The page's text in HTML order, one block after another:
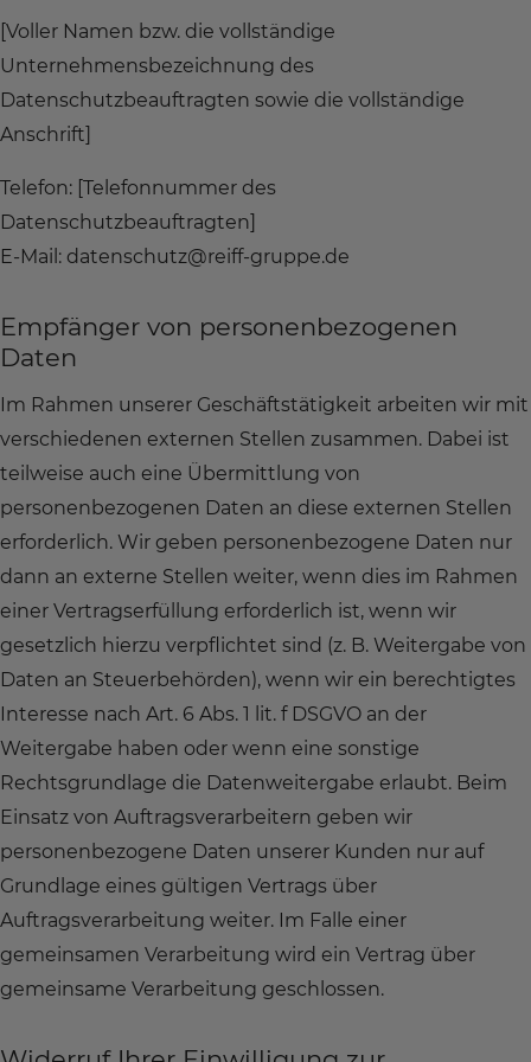
[Voller Namen bzw. die vollständige
Unternehmensbezeichnung des
Datenschutzbeauftragten sowie die vollständige
Anschrift]
Telefon: [Telefonnummer des
Datenschutzbeauftragten]
E-Mail: datenschutz@reiff-gruppe.de
Empfänger von personenbezogenen
Daten
Im Rahmen unserer Geschäftstätigkeit arbeiten wir mit
verschiedenen externen Stellen zusammen. Dabei ist
teilweise auch eine Übermittlung von
personenbezogenen Daten an diese externen Stellen
erforderlich. Wir geben personenbezogene Daten nur
dann an externe Stellen weiter, wenn dies im Rahmen
einer Vertragserfüllung erforderlich ist, wenn wir
gesetzlich hierzu verpflichtet sind (z. B. Weitergabe von
Daten an Steuerbehörden), wenn wir ein berechtigtes
Interesse nach Art. 6 Abs. 1 lit. f DSGVO an der
Weitergabe haben oder wenn eine sonstige
Rechtsgrundlage die Datenweitergabe erlaubt. Beim
Einsatz von Auftragsverarbeitern geben wir
personenbezogene Daten unserer Kunden nur auf
Grundlage eines gültigen Vertrags über
Auftragsverarbeitung weiter. Im Falle einer
gemeinsamen Verarbeitung wird ein Vertrag über
gemeinsame Verarbeitung geschlossen.